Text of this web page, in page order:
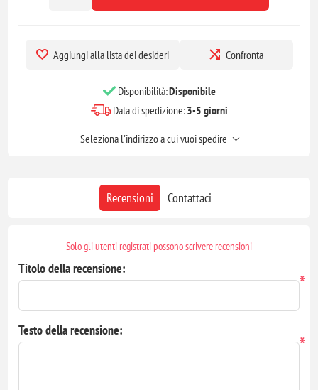
Aggiungi alla lista dei desideri Confronta
Disponibilità:Disponibile
Data di spedizione:3-5 giorni
Seleziona l'indirizzo a cui vuoi spedire
Recensioni Contattaci
Solo gli utenti registrati possono scrivere recensioni
Titolo della recensione:
*
Testo della recensione:
*